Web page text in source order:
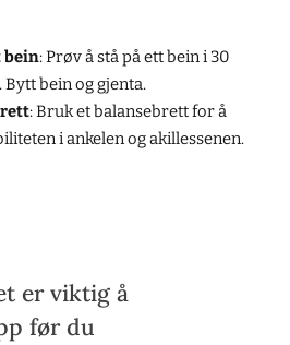
bein: Prøv å stå på ett bein i 30
Bytt bein og gjenta.
: Bruk et balansebrett for å
i ankelen og akillessenen.
er viktig å
før du